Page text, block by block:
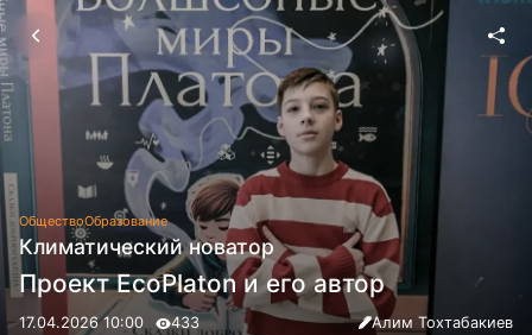
ОбществоОбразование
Климатический новатор
Проект EcoPlaton и его автор
17.04.2026 10:00 433 Алим Тохтабакиев